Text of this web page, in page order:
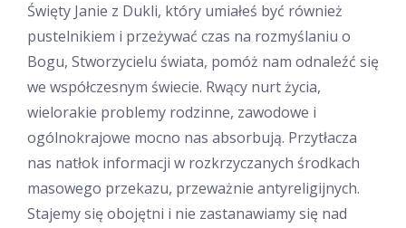
Święty Janie z Dukli, który umiałeś być również
pustelnikiem i przeżywać czas na rozmyślaniu o
Bogu, Stworzycielu świata, pomóż nam odnaleźć się
we współczesnym świecie. Rwący nurt życia,
wielorakie problemy rodzinne, zawodowe i
ogólnokrajowe mocno nas absorbują. Przytłacza
nas natłok informacji w rozkrzyczanych środkach
masowego przekazu, przeważnie antyreligijnych.
Stajemy się obojętni i nie zastanawiamy się nad